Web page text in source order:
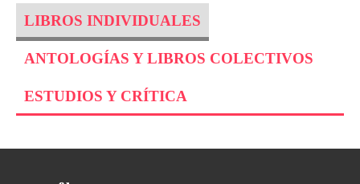
LIBROS INDIVIDUALES
ANTOLOGÍAS Y LIBROS COLECTIVOS
ESTUDIOS Y CRÍTICA